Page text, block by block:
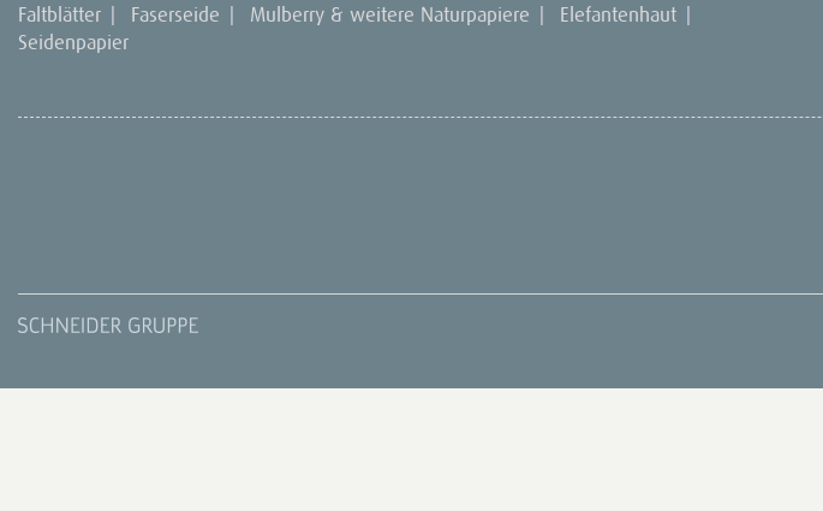
Faltblätter | Faserseide | Mulberry & weitere Naturpapiere | Elefantenhaut |
Seidenpapier